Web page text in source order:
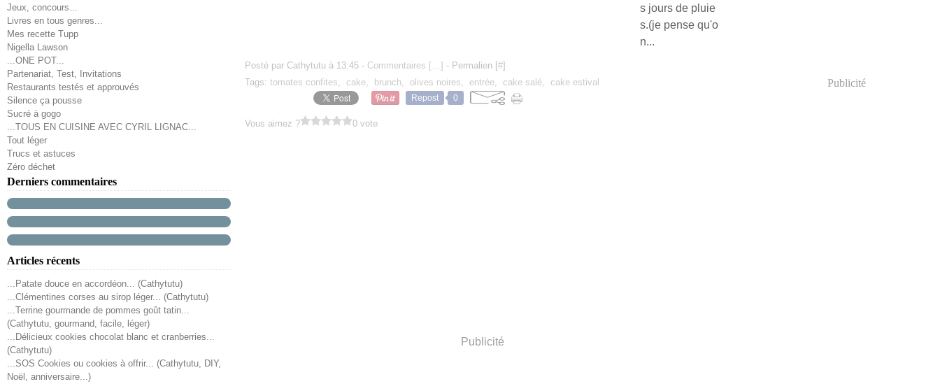
Jeux, concours...
Livres en tous genres...
Mes recette Tupp
Nigella Lawson
...ONE POT...
Partenariat, Test, Invitations
Restaurants testés et approuvés
Silence ça pousse
Sucré à gogo
...TOUS EN CUISINE AVEC CYRIL LIGNAC...
Tout léger
Trucs et astuces
Zéro déchet
Derniers commentaires
Articles récents
...Patate douce en accordéon... (Cathytutu)
...Clémentines corses au sirop léger... (Cathytutu)
...Terrine gourmande de pommes goût tatin...
(Cathytutu, gourmand, facile, léger)
...Délicieux cookies chocolat blanc et cranberries...
(Cathytutu)
...SOS Cookies ou cookies à offrir... (Cathytutu, DIY,
Noël, anniversaire...)
s jours de pluie
s.(je pense qu'o
n...
Posté par Cathytutu à 13:45 - Commentaires [ …] - Permalien [#]
Tags: tomates confites, cake, brunch, olives noires, entrée, cake salé, cake estival
Repost 0
Vous aimez ? 0 vote
Publicité
Publicité